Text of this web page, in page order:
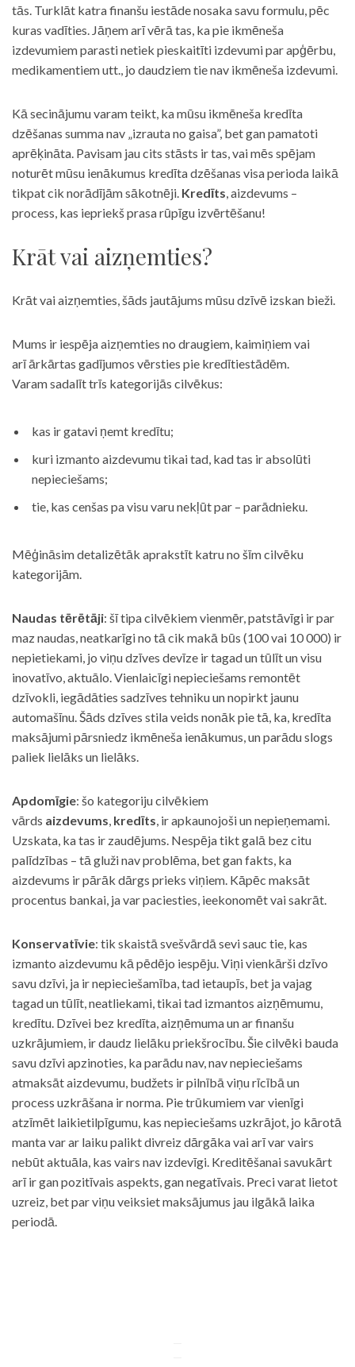
tās. Turklāt katra finanšu iestāde nosaka savu formulu, pēc
kuras vadīties. Jāņem arī vērā tas, ka pie ikmēneša
izdevumiem parasti netiek pieskaitīti izdevumi par apģērbu,
medikamentiem utt., jo daudziem tie nav ikmēneša izdevumi.
Kā secinājumu varam teikt, ka mūsu ikmēneša kredīta
dzēšanas summa nav „izrauta no gaisa”, bet gan pamatoti
aprēķināta. Pavisam jau cits stāsts ir tas, vai mēs spējam
noturēt mūsu ienākumus kredīta dzēšanas visa perioda laikā
tikpat cik norādījām sākotnēji. Kredīts, aizdevums –
process, kas iepriekš prasa rūpīgu izvērtēšanu!
Krāt vai aizņemties?
Krāt vai aizņemties, šāds jautājums mūsu dzīvē izskan bieži.
Mums ir iespēja aizņemties no draugiem, kaimiņiem vai
arī ārkārtas gadījumos vērsties pie kredītiestādēm.
Varam sadalīt trīs kategorijās cilvēkus:
kas ir gatavi ņemt kredītu;
kuri izmanto aizdevumu tikai tad, kad tas ir absolūti
nepieciešams;
tie, kas cenšas pa visu varu nekļūt par – parādnieku.
Mēģināsim detalizētāk aprakstīt katru no šīm cilvēku
kategorijām.
Naudas tērētāji: šī tipa cilvēkiem vienmēr, patstāvīgi ir par
maz naudas, neatkarīgi no tā cik makā būs (100 vai 10 000) ir
nepietiekami, jo viņu dzīves devīze ir tagad un tūlīt un visu
inovatīvo, aktuālo. Vienlaicīgi nepieciešams remontēt
dzīvokli, iegādāties sadzīves tehniku un nopirkt jaunu
automašīnu. Šāds dzīves stila veids nonāk pie tā, ka, kredīta
maksājumi pārsniedz ikmēneša ienākumus, un parādu slogs
paliek lielāks un lielāks.
Apdomīgie: šo kategoriju cilvēkiem
vārds aizdevums, kredīts, ir apkaunojoši un nepieņemami.
Uzskata, ka tas ir zaudējums. Nespēja tikt galā bez citu
palīdzības – tā gluži nav problēma, bet gan fakts, ka
aizdevums ir pārāk dārgs prieks viņiem. Kāpēc maksāt
procentus bankai, ja var paciesties, ieekonomēt vai sakrāt.
Konservatīvie: tik skaistā svešvārdā sevi sauc tie, kas
izmanto aizdevumu kā pēdējo iespēju. Viņi vienkārši dzīvo
savu dzīvi, ja ir nepieciešamība, tad ietaupīs, bet ja vajag
tagad un tūlīt, neatliekami, tikai tad izmantos aizņēmumu,
kredītu. Dzīvei bez kredīta, aizņēmuma un ar finanšu
uzkrājumiem, ir daudz lielāku priekšrocību. Šie cilvēki bauda
savu dzīvi apzinoties, ka parādu nav, nav nepieciešams
atmaksāt aizdevumu, budžets ir pilnībā viņu rīcībā un
process uzkrāšana ir norma. Pie trūkumiem var vienīgi
atzīmēt laikietilpīgumu, kas nepieciešams uzkrājot, jo kārotā
manta var ar laiku palikt divreiz dārgāka vai arī var vairs
nebūt aktuāla, kas vairs nav izdevīgi. Kreditēšanai savukārt
arī ir gan pozitīvais aspekts, gan negatīvais. Preci varat lietot
uzreiz, bet par viņu veiksiet maksājumus jau ilgākā laika
periodā.